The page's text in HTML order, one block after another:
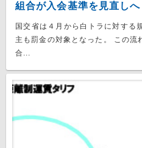
組合が入会基準を見直しへ
国交省は４月から白トラに対する
主も罰金の対象となった。 この流
合...